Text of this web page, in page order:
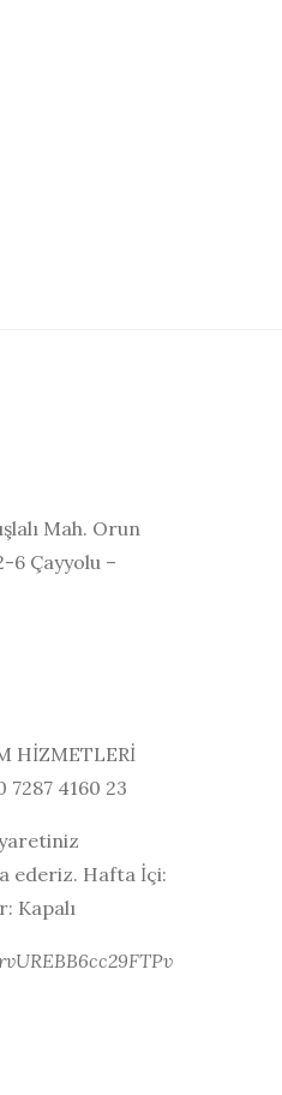
Mah. Orun
6 Çayyolu –
HİZMETLERİ
7287 4160 23
ederiz. Hafta İçi:
Kapalı